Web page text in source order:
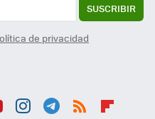
SUSCRIBIR
de privacidad